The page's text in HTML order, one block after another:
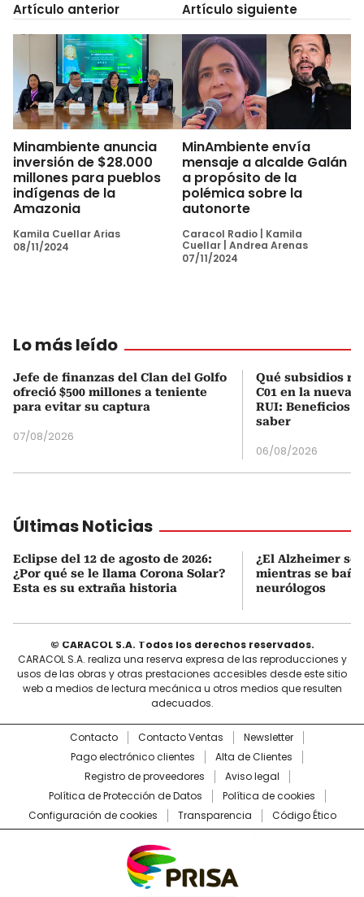
Artículo anterior
Minambiente anuncia
inversión de $28.000
millones para pueblos
indígenas de la
Amazonia
Kamila Cuellar Arias
08/11/2024
Artículo siguiente
MinAmbiente envía
mensaje a alcalde Galán
a propósito de la
polémica sobre la
autonorte
Caracol Radio
Kamila
Cuellar Andrea Arenas
07/11/2024
Lo más leído
Jefe de finanzas del Clan del Golfo
ofreció $500 millones a teniente
para evitar su captura
07/08/2026
Qué subsidios
C01 en la nueva
RUI: Beneficios
saber
06/08/2026
Últimas Noticias
Eclipse del 12 de agosto de 2026:
¿Por qué se le llama Corona Solar?
Esta es su extraña historia
¿El Alzheimer
mientras se
neurólogos
© CARACOL S.A. Todos los derechos reservados.
CARACOL S.A. realiza una reserva expresa de las reproducciones y
usos de las obras y otras prestaciones accesibles desde este sitio
web a medios de lectura mecánica u otros medios que resulten
adecuados.
Contacto Contacto Ventas
Newsletter
Pago electrónico clientes
Alta de Clientes
Registro de proveedores
Aviso legal
Política de Protección de Datos
Política de cookies
Configuración de cookies
Transparencia Código Ético